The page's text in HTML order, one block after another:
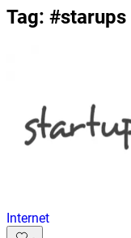
Tag: #starups
Internet